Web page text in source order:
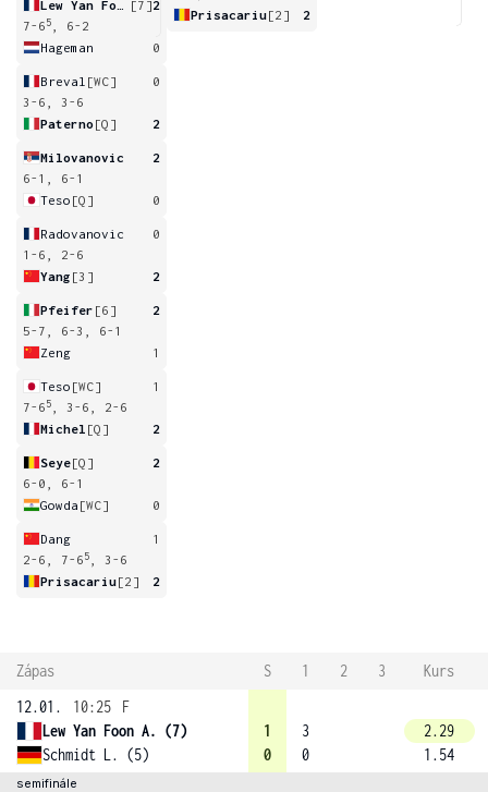
[7]2
7-6 5
, 6-2
Hageman
0
Breval [WC]
0
3-6, 3-6
Paterno [Q] 2
Milovanovic
2
6-1, 6-1
Teso [Q] 0
Radovanovic
0
1-6, 2-6
Yang [3] 2
Pfeifer [6]
2
5-7, 6-3, 6-1
Zeng
1
Teso [WC]
1
7-6 5
, 3-6, 2-6
Michel [Q] 2
Seye[Q]
2
6-0, 6-1
Gowda [WC] 0
Dang
1
2-6, 7-6 5
, 3-6
Prisacariu[2] 2
Prisacariu[2] 2
Zápas S 1 2 3
Kurs
12.01.
10:25
F
Lew Yan Foon A. (7)
Schmidt L. (5)
1
0
3
0
2.29
1.54
semifinále